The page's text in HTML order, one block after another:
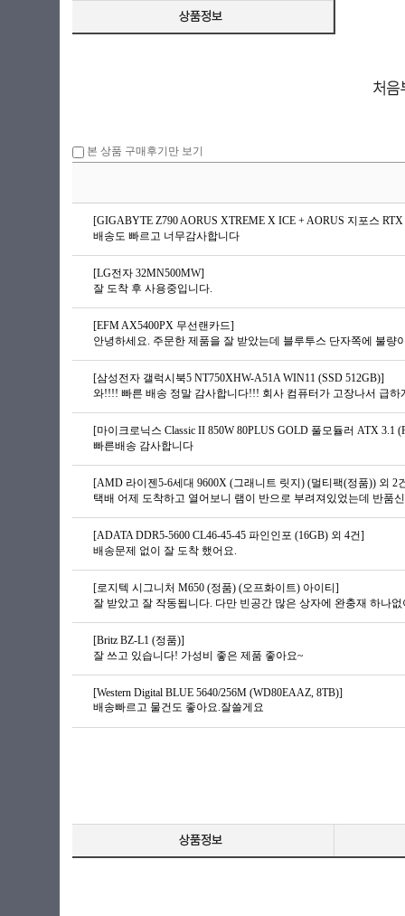
본 상품 구매후기만 보기
[GIGABYTE Z790 AORUS XTREME X ICE + AORUS 지포스
배송도 빠르고 너무감사합니다
[LG전자 32MN500MW]
잘 도착 후 사용중입니다.
[EFM AX5400PX 무선랜카드]
안녕하세요. 주문한 제품을 잘 받았는데 블루투스 단자쪽에 불량
[삼성전자 갤럭시북5 NT750XHW-A51A WIN11 (SSD 512GB)]
[마이크로닉스 Classic II 850W 80PLUS GOLD 풀모듈러 ATX 3.1
빠른배송 감사합니다
[AMD 라이젠5-6세대 9600X (그래니트 릿지) (멀티팩(정품)) 외 2
택배 어제 도착하고 열어보니 램이 반으로 부려져있었는데 반품
[ADATA DDR5-5600 CL46-45-45 파인인포 (16GB) 외 4건]
배송문제 없이 잘 도착 했어요.
[로지텍 시그니처 M650 (정품) (오프화이트) 아이티]
[Britz BZ-L1 (정품)]
잘 쓰고 있습니다! 가성비 좋은 제품 좋아요~
[Western Digital BLUE 5640/256M (WD80EAAZ, 8TB)]
배송빠르고 물건도 좋아요.잘쓸게요